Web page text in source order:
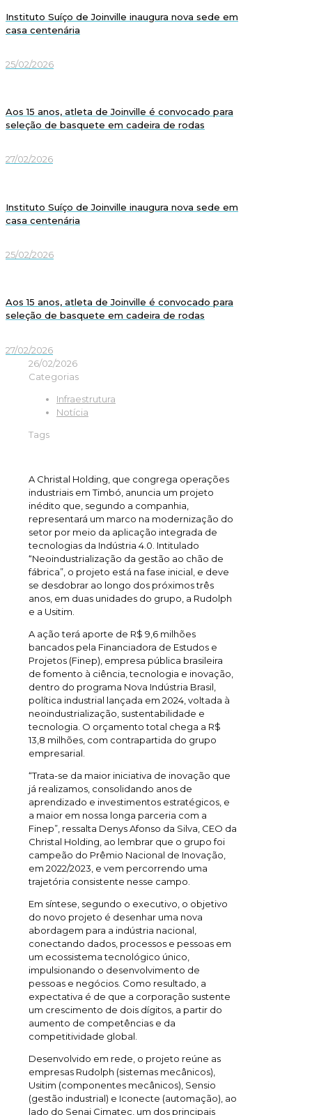
Instituto Suíço de Joinville inaugura nova sede em
casa centenária
25/02/2026
Aos 15 anos, atleta de Joinville é convocado para
seleção de basquete em cadeira de rodas
27/02/2026
Instituto Suíço de Joinville inaugura nova sede em
casa centenária
25/02/2026
Aos 15 anos, atleta de Joinville é convocado para
seleção de basquete em cadeira de rodas
27/02/2026
26/02/2026
Categorias
Infraestrutura
Notícia
Tags
A Christal Holding, que congrega operações
industriais em Timbó, anuncia um projeto
inédito que, segundo a companhia,
representará um marco na modernização do
setor por meio da aplicação integrada de
tecnologias da Indústria 4.0. Intitulado
“Neoindustrialização da gestão ao chão de
fábrica”, o projeto está na fase inicial, e deve
se desdobrar ao longo dos próximos três
anos, em duas unidades do grupo, a Rudolph
e a Usitim.
A ação terá aporte de R$ 9,6 milhões
bancados pela Financiadora de Estudos e
Projetos (Finep), empresa pública brasileira
de fomento à ciência, tecnologia e inovação,
dentro do programa Nova Indústria Brasil,
política industrial lançada em 2024, voltada à
neoindustrialização, sustentabilidade e
tecnologia. O orçamento total chega a R$
13,8 milhões, com contrapartida do grupo
empresarial.
“Trata-se da maior iniciativa de inovação que
já realizamos, consolidando anos de
aprendizado e investimentos estratégicos, e
a maior em nossa longa parceria com a
Finep”, ressalta Denys Afonso da Silva, CEO da
Christal Holding, ao lembrar que o grupo foi
campeão do Prêmio Nacional de Inovação,
em 2022/2023, e vem percorrendo uma
trajetória consistente nesse campo.
Em síntese, segundo o executivo, o objetivo
do novo projeto é desenhar uma nova
abordagem para a indústria nacional,
conectando dados, processos e pessoas em
um ecossistema tecnológico único,
impulsionando o desenvolvimento de
pessoas e negócios. Como resultado, a
expectativa é de que a corporação sustente
um crescimento de dois dígitos, a partir do
aumento de competências e da
competitividade global.
Desenvolvido em rede, o projeto reúne as
empresas Rudolph (sistemas mecânicos),
Usitim (componentes mecânicos), Sensio
(gestão industrial) e Iconecte (automação), ao
lado do Senai Cimatec, um dos principais